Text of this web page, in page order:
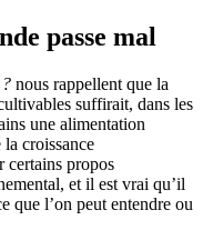
passe mal
nous rappellent que la
suffirait, dans les
une alimentation
croissance
certains propos
et il est vrai qu’il
que l’on peut entendre ou